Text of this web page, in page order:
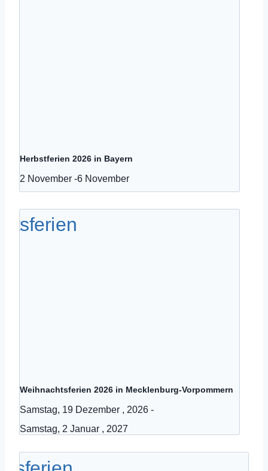
Herbstferien 2026 in Bayern
2 November -6 November
Weihnachtsferien 2026 in Mecklenburg-Vorpommern
Samstag, 19 Dezember , 2026 -
Samstag, 2 Januar , 2027